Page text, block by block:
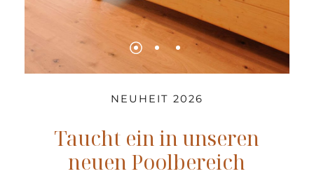
NEUHEIT 2026
Taucht ein in unseren
neuen Poolbereich